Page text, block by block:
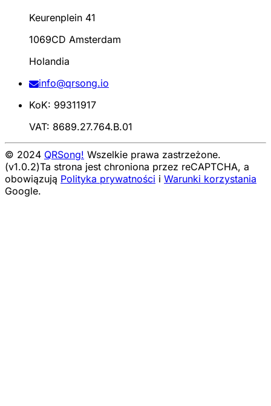
Keurenplein 41
1069CD Amsterdam
Holandia
info@qrsong.io
KoK: 99311917
VAT: 8689.27.764.B.01
© 2024 QRSong! Wszelkie prawa zastrzeżone.
(v1.0.2)Ta strona jest chroniona przez reCAPTCHA, a
obowiązują Polityka prywatności i Warunki korzystania
Google.